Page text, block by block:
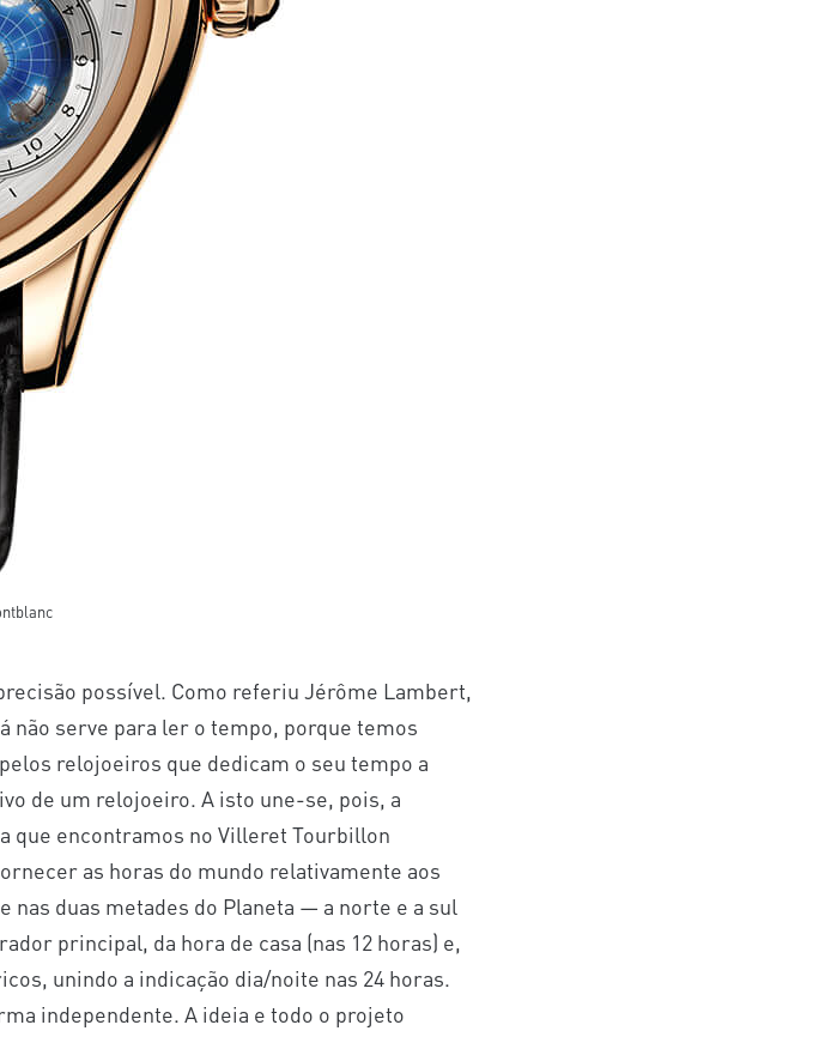
possível. Como referiu Jérôme Lambert,
não serve para ler o tempo, porque temos
relojoeiros que dedicam o seu tempo a
de um relojoeiro. A isto une-se, pois, a
que encontramos no Villeret Tourbillon
as horas do mundo relativamente aos
duas metades do Planeta — a norte e a sul
principal, da hora de casa (nas 12 horas) e,
unindo a indicação dia/noite nas 24 horas.
independente. A ideia e todo o projeto